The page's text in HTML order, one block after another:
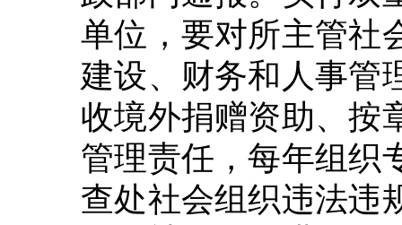
单位，要对所主管社
建设、财务和人事管
收境外捐赠资助、按
管理责任，每年组织
查处社会组织违法违